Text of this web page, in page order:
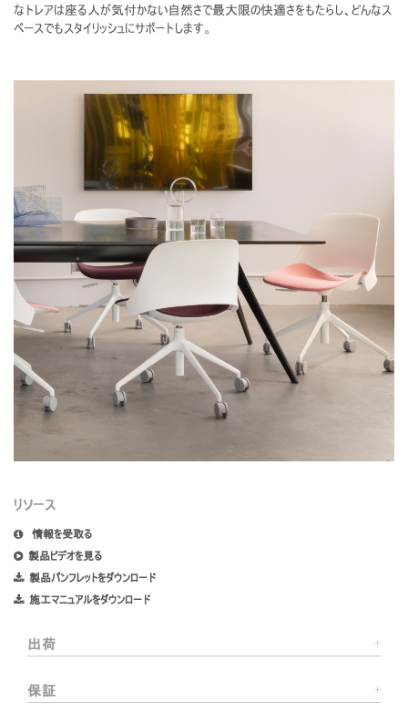
なトレアは座る人が気付かない自然さで最大限の快適さをもたらし、どんなス
ペースでもスタイリッシュにサポートします。
リソース
情報を受取る
製品ビデオを見る
製品パンフレットをダウンロード
施工マニュアルをダウンロード
出荷
保証